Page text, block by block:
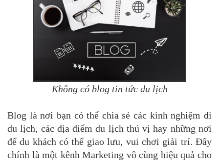
Không có blog tin tức du lịch
Blog là nơi bạn có thể chia sẻ các kinh nghiệm đi
du lịch, các địa điểm du lịch thú vị hay những nơi
để du khách có thể giao lưu, vui chơi giải trí. Đây
chính là một kênh Marketing vô cùng hiệu quả cho